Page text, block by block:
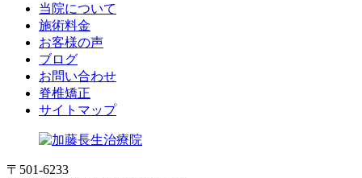
当院について
施術料金
お客様の声
ブログ
お問い合わせ
脊椎矯正
サイトマップ
〒501-6233